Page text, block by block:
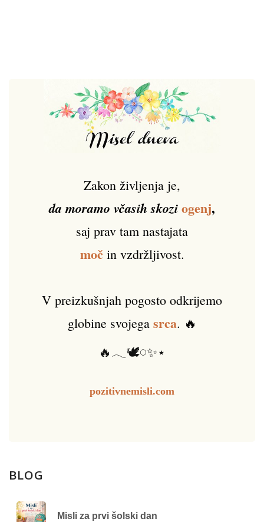
Zakon življenja je,
da moramo včasih skoziogenj,
saj prav tam nastajata
močin vzdržljivost.
V preizkušnjah pogosto odkrijemo
globine svojega srca. 🔥
🔥𓂃🕊️𓏸✨⋆
pozitivnemisli.com
BLOG
Misli za prvi šolski dan